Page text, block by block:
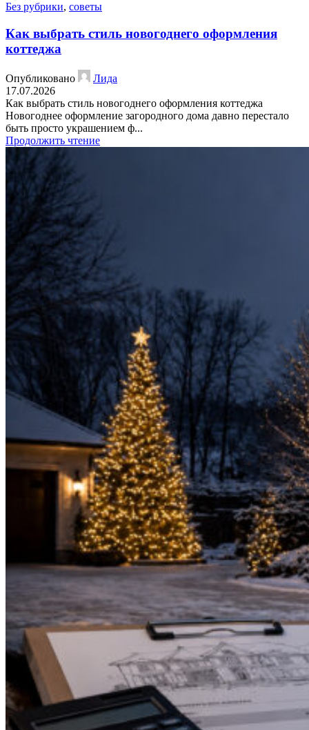
Без рубрики, советы
Как выбрать стиль новогоднего оформления
коттеджа
Опубликовано
Лида
17.07.2026
Как выбрать стиль новогоднего оформления коттеджа
Новогоднее оформление загородного дома давно перестало
быть просто украшением ф...
Продолжить чтение